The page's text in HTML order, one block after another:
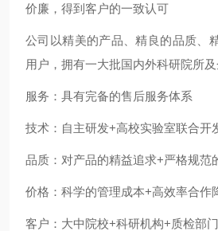
价廉，得到客户的一致认可
公司以精美的产品、精良的品质、
用户，拥有一大批国内外科研院所及
服务：具有完备的售后服务体系
技术：自主研发+高校实验室联合开
品质：对产品的精益追求+严格规范
价格：科学的管理成本+高效率合作
客户：大中院校+科研机构+质检部门